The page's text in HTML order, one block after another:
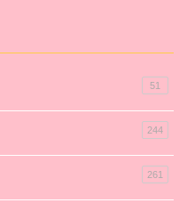
51
244
261